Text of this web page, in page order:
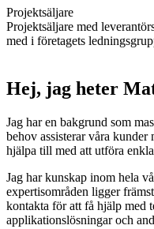
Mekatronik
Positionsvisare / Mätklockor
Motion
LinjärmotorerServodrifter
Projektsäljare
Projektsäljare med
med i företagets
Hej, jag heter
Jag har en bakgrund som
behov assisterar våra
hjälpa till med att utföra
Jag har kunskap inom hela
expertisområden ligger
kontakta för att få hjälp med
applikationslösningar och